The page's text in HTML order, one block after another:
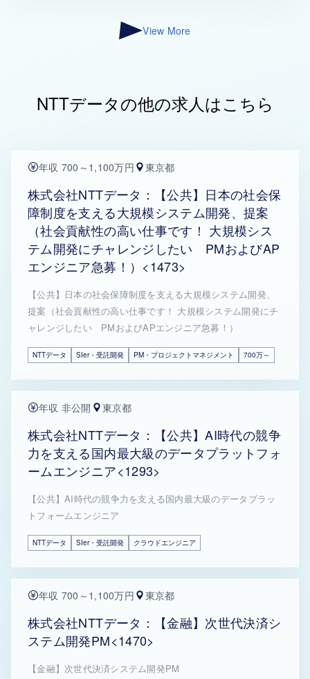
View More
NTTデータの他の求人はこちら
年収 700～1,100万円 東京都
株式会社NTTデータ：【公共】日本の社会保
障制度を支える大規模システム開発、提案
（社会貢献性の高い仕事です！ 大規模シス
テム開発にチャレンジしたい PMおよびAP
エンジニア急募！）<1473>
【公共】日本の社会保障制度を支える大規模システム開発、
提案（社会貢献性の高い仕事です！ 大規模システム開発にチ
ャレンジしたい PMおよびAPエンジニア急募！）
NTTデータ SIer・受託開発 PM・プロジェクトマネジメント 700万～
年収 非公開 東京都
株式会社NTTデータ：【公共】AI時代の競争
力を支える国内最大級のデータプラットフォ
ームエンジニア<1293>
【公共】AI時代の競争力を支える国内最大級のデータプラッ
トフォームエンジニア
NTTデータ SIer・受託開発 クラウドエンジニア
年収 700～1,100万円 東京都
株式会社NTTデータ：【金融】次世代決済シ
ステム開発PM<1470>
【金融】次世代決済システム開発PM